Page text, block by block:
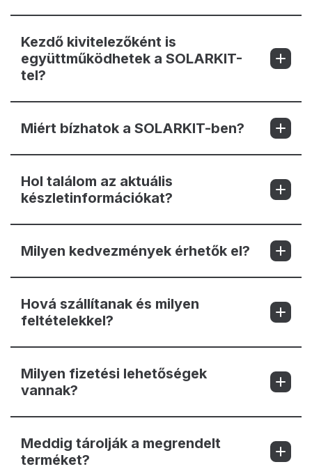
Kezdő kivitelezőként is
együttműködhetek a SOLARKIT-
tel?
Miért bízhatok a SOLARKIT-ben?
Hol találom az aktuális
készletinformációkat?
Milyen kedvezmények érhetők el?
Hová szállítanak és milyen
feltételekkel?
Milyen fizetési lehetőségek
vannak?
Meddig tárolják a megrendelt
terméket?